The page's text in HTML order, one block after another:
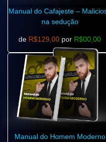
Manual do Cafajeste –
na sedução
de R$129,00 por R$00,00
Manual do Homem Moderno